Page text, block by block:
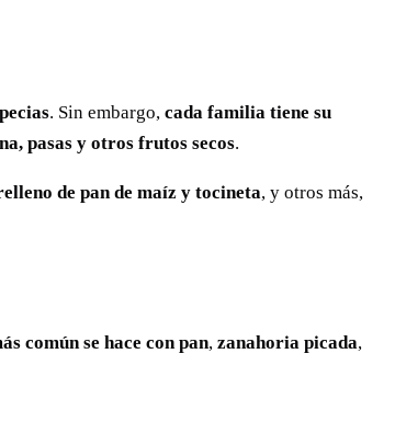
. Sin embargo, cada familia tiene su
pasas y otros frutos secos.
de pan de maíz y tocineta, y otros más,
común se hace con pan, zanahoria picada,